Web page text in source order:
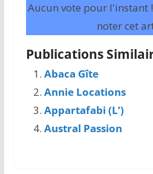
Aucun vote pour l'instant
noter cet
Publications
Abaca Gîte
Annie Locations
Appartafabi (L’)
Austral Passion